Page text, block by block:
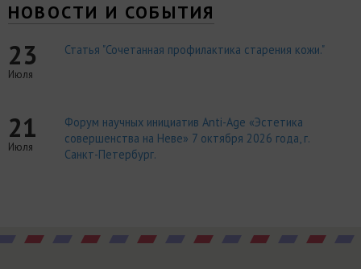
НОВОСТИ И СОБЫТИЯ
23
Июля
Статья "Сочетанная профилактика старения кожи."
21
Июля
Форум научных инициатив Anti-Age «Эстетика
совершенства на Неве» 7 октября 2026 года, г.
Санкт-Петербург.